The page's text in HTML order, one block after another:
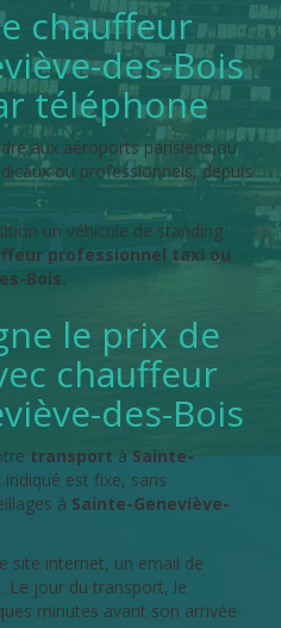
chauffeur
des-Bois
téléphone
aux aéroports parisiens,ou
ou professionnels, depuis
un véhicule de standing
professionnel taxi ou
Bois.
le prix de
chauffeur
des-Bois
transport à Sainte-
indiqué est fixe, sans
à Sainte-Geneviève-
site internet, un email de
Le jour du transport, le
minutes avant son arrivée